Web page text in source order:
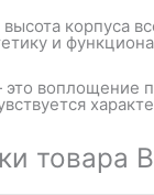
корпуса
и
воплощение
товара